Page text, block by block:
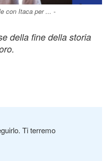
con Itaca per ... -
della fine della storia
Ti terremo